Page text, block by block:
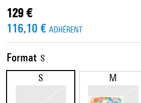
Format S
S M
129 €
116,10 € ADHÉRENT